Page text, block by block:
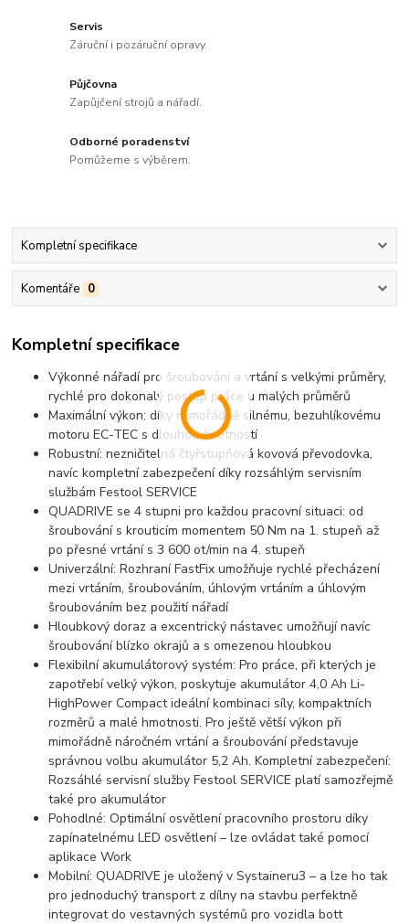
Servis
Záruční i pozáruční opravy.
Půjčovna
Zapůjčení strojů a nářadí.
Odborné poradenství
Pomůžeme s výběrem.
Kompletní specifikace
Komentáře 0
Kompletní specifikace
Výkonné nářadí pro šroubování a vrtání s velkými průměry,
rychlé pro dokonalý postup práce u malých průměrů
Maximální výkon: díky mimořádně silnému, bezuhlíkovému
motoru EC-TEC s dlouhou životností
Robustní: nezničitelná čtyřstupňová kovová převodovka,
navíc kompletní zabezpečení díky rozsáhlým servisním
službám Festool SERVICE
QUADRIVE se 4 stupni pro každou pracovní situaci: od
šroubování s krouticím momentem 50 Nm na 1. stupeň až
po přesné vrtání s 3 600 ot/min na 4. stupeň
Univerzální: Rozhraní FastFix umožňuje rychlé přecházení
mezi vrtáním, šroubováním, úhlovým vrtáním a úhlovým
šroubováním bez použití nářadí
Hloubkový doraz a excentrický nástavec umožňují navíc
šroubování blízko okrajů a s omezenou hloubkou
Flexibilní akumulátorový systém: Pro práce, při kterých je
zapotřebí velký výkon, poskytuje akumulátor 4,0 Ah Li-
HighPower Compact ideální kombinaci síly, kompaktních
rozměrů a malé hmotnosti. Pro ještě větší výkon při
mimořádně náročném vrtání a šroubování představuje
správnou volbu akumulátor 5,2 Ah. Kompletní zabezpečení:
Rozsáhlé servisní služby Festool SERVICE platí samozřejmě
také pro akumulátor
Pohodlné: Optimální osvětlení pracovního prostoru díky
zapínatelnému LED osvětlení – lze ovládat také pomocí
aplikace Work
Mobilní: QUADRIVE je uložený v Systaineru3 – a lze ho tak
pro jednoduchý transport z dílny na stavbu perfektně
integrovat do vestavných systémů pro vozidla bott